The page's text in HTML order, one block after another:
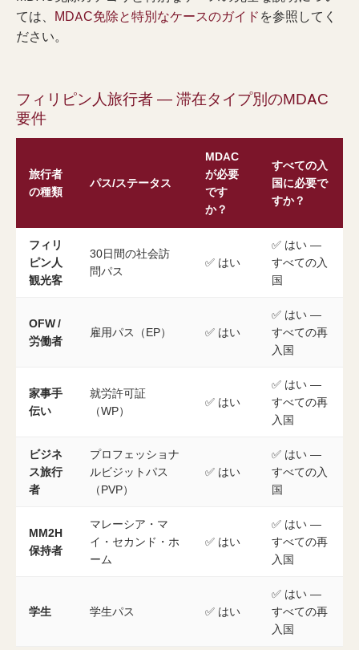
ては、 MDAC免除と特別なケースのガイドを参照してく
ださい。
フィリピン人旅行者 — 滞在タイプ別のMDAC
要件
旅行者
の種類
パス/ステータス
MDAC
が必要
です
か？
すべての入
国に必要で
すか？
フィリ
ピン人
観光客
30日間の社会訪
問パス
✅ はい
✅ はい —
すべての入
国
OFW /
労働者
雇用パス（EP） ✅ はい
✅ はい —
すべての再
入国
家事手
伝い
就労許可証
（WP）
✅ はい
✅ はい —
すべての再
入国
ビジネ
ス旅行
者
プロフェッショナ
ルビジットパス
（PVP）
✅ はい
✅ はい —
すべての入
国
MM2H
保持者
マレーシア・マ
イ・セカンド・ホ
ーム
✅ はい
✅ はい —
すべての再
入国
学生 学生パス ✅ はい
✅ はい —
すべての再
入国